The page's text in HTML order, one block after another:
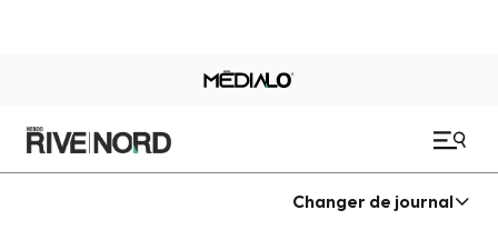
Changer de journal